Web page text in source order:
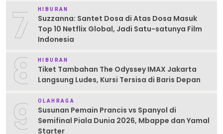
7 HIBURAN
Suzzanna: Santet Dosa di Atas Dosa Masuk
Top 10 Netflix Global, Jadi Satu-satunya Film
Indonesia
8 HIBURAN
Tiket Tambahan The Odyssey IMAX Jakarta
Langsung Ludes, Kursi Tersisa di Baris Depan
9 OLAHRAGA
Susunan Pemain Prancis vs Spanyol di
Semifinal Piala Dunia 2026, Mbappe dan Yamal
Starter